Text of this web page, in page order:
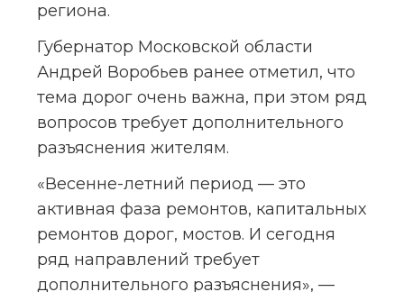
региона.
Губернатор Московской области
Андрей Воробьев ранее отметил, что
тема дорог очень важна, при этом ряд
вопросов требует дополнительного
разъяснения жителям.
«Весенне-летний период — это
активная фаза ремонтов, капитальных
ремонтов дорог, мостов. И сегодня
ряд направлений требует
дополнительного разъяснения», —